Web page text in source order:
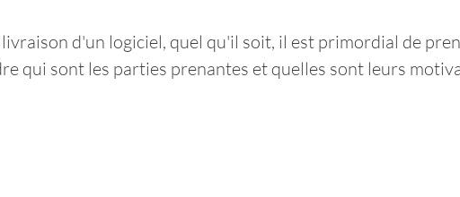
livraison d'un logiciel, quel qu'il soit, il est primordial de
qui sont les parties prenantes et quelles sont leurs